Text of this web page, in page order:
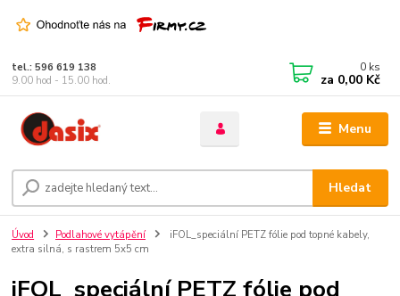
Menu
Hledat
tel.: 596 619 138
9.00 hod - 15.00 hod.
0 ks
za 0,00 Kč
Úvod Podlahové vytápění
iFOL_speciální PETZ fólie pod topné kabely,
extra silná, s rastrem 5x5 cm
iFOL_speciální PETZ fólie pod